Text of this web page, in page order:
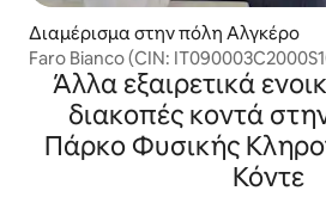
Διαμέρισμα στην πόλη Αλγκέρο
Faro Bianco (CIN:
Άλλα εξαιρετικά
διακοπές κοντά
Πάρκο Φυσικής
Κόντε